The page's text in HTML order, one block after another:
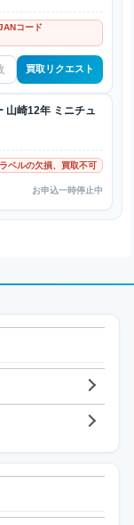
コード
買取リクエスト
山崎12年 ミニチュ
ラベルの欠損、買取不可
お申込一時停止中